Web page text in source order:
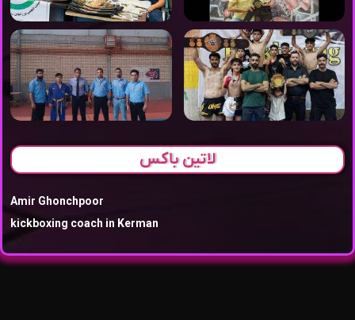
لاتین باکس
Amir Ghonchpoor
kickboxing coach in Kerman